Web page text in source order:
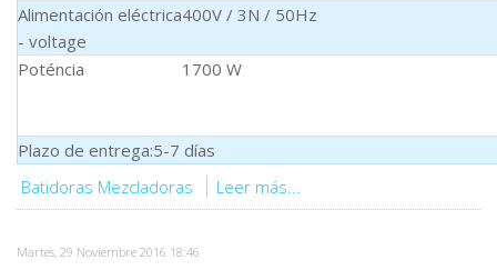
Alimentación eléctrica
- voltage
400V / 3N / 50Hz
Poténcia 1700 W
Plazo de entrega:5-7 días
Batidoras Mezcladoras
Leer más...
Martes, 29 Noviembre 2016 18:46